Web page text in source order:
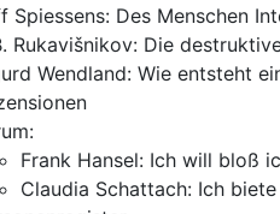
Spiessens: Des Menschen
Rukavišnikov: Die
Wendland: Wie entsteht
Frank Hansel: Ich will bloß
Claudia Schattach: Ich